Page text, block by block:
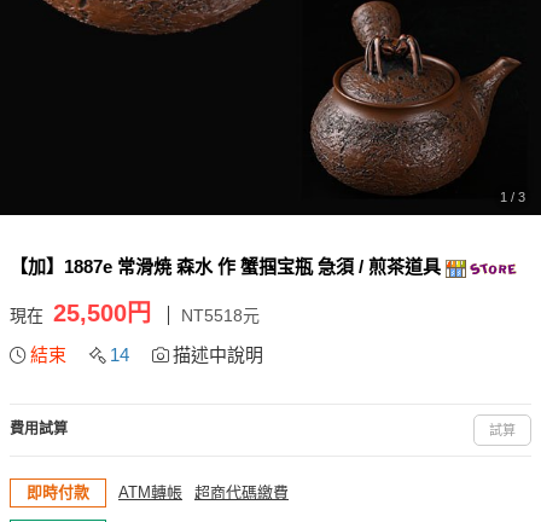
1 / 3
【加】1887e 常滑焼 森水 作 蟹掴宝瓶 急須 / 煎茶道具
現在 25,500円 NT5518元
結束 14 描述中說明
費用試算 試算
即時付款 ATM轉帳 超商代碼繳費